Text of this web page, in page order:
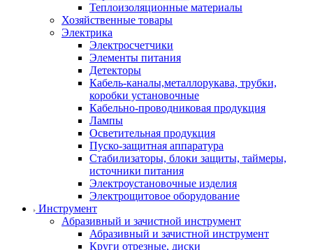
Теплоизоляционные материалы
Хозяйственные товары
Электрика
Электросчетчики
Элементы питания
Детекторы
Кабель-каналы,металлорукава, трубки,
коробки установочные
Кабельно-проводниковая продукция
Лампы
Осветительная продукция
Пуско-защитная аппаратура
Стабилизаторы, блоки защиты, таймеры,
источники питания
Электроустановочные изделия
Электрощитовое оборудование
Инструмент
Абразивный и зачистной инструмент
Абразивный и зачистной инструмент
Круги отрезные, диски